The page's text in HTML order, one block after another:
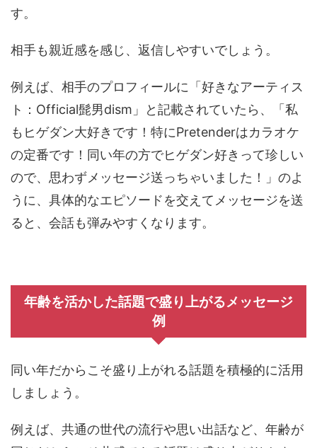
す。
相手も親近感を感じ、返信しやすいでしょう。
例えば、相手のプロフィールに「好きなアーティス
ト：Official髭男dism」と記載されていたら、「私
もヒゲダン大好きです！特にPretenderはカラオケ
の定番です！同い年の方でヒゲダン好きって珍しい
ので、思わずメッセージ送っちゃいました！」のよ
うに、具体的なエピソードを交えてメッセージを送
ると、会話も弾みやすくなります。
年齢を活かした話題で盛り上がるメッセージ
例
同い年だからこそ盛り上がれる話題を積極的に活用
しましょう。
例えば、共通の世代の流行や思い出話など、年齢が